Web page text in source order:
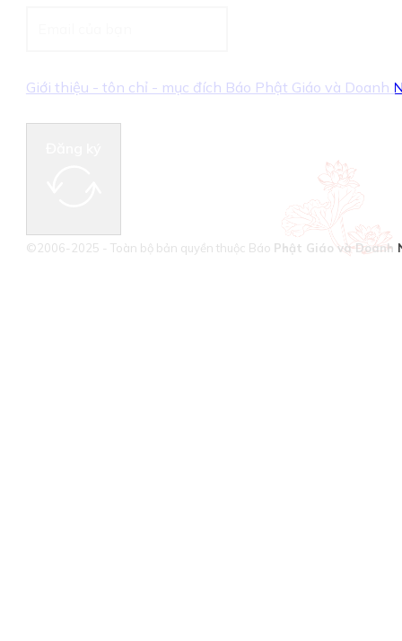
Giới thiệu - tôn chỉ - mục đích Báo Phật Giáo và Doanh
©2006-2025 - Toàn bộ bản quyền thuộc Báo Phật Giáo và Doanh